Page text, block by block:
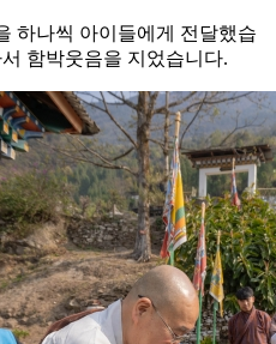
하나씩 아이들에게 전달했습
함박웃음을 지었습니다.